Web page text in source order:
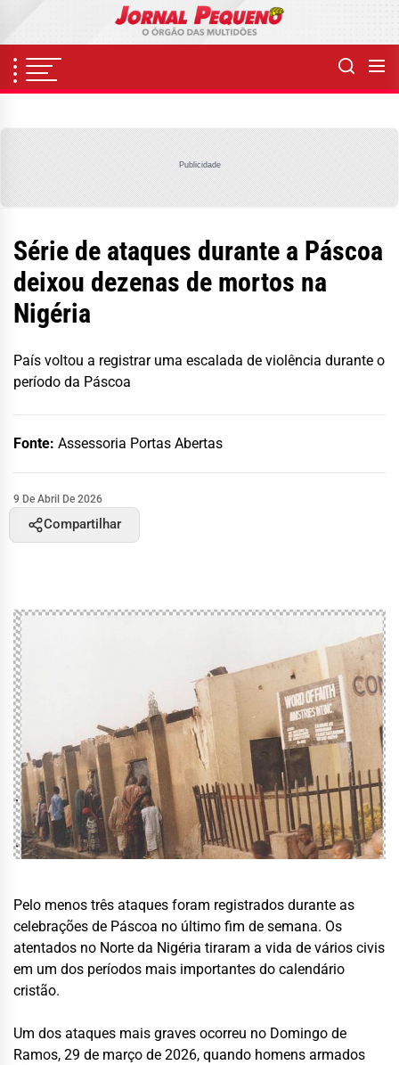
content
Publicidade
Série de ataques durante a Páscoa
deixou dezenas de mortos na
Nigéria
País voltou a registrar uma escalada de violência durante o
período da Páscoa
Fonte: Assessoria Portas Abertas
9 De Abril De 2026
Compartilhar
Pelo menos três ataques foram registrados durante as
celebrações de Páscoa no último fim de semana. Os
atentados no Norte da Nigéria tiraram a vida de vários civis
em um dos períodos mais importantes do calendário
cristão.
Um dos ataques mais graves ocorreu no Domingo de
Ramos, 29 de março de 2026, quando homens armados